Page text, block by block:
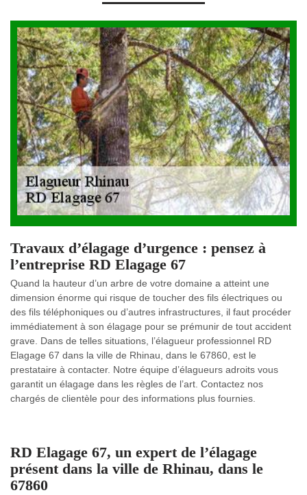
Travaux d’élagage d’urgence : pensez à
l’entreprise RD Elagage 67
Quand la hauteur d’un arbre de votre domaine a atteint une
dimension énorme qui risque de toucher des fils électriques ou
des fils téléphoniques ou d’autres infrastructures, il faut procéder
immédiatement à son élagage pour se prémunir de tout accident
grave. Dans de telles situations, l’élagueur professionnel RD
Elagage 67 dans la ville de Rhinau, dans le 67860, est le
prestataire à contacter. Notre équipe d’élagueurs adroits vous
garantit un élagage dans les règles de l’art. Contactez nos
chargés de clientèle pour des informations plus fournies.
RD Elagage 67, un expert de l’élagage
présent dans la ville de Rhinau, dans le
67860